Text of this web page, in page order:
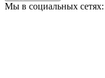
Мы в социальных сетях: